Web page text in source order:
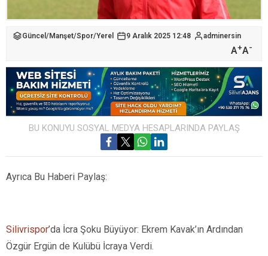
Güncel /Manşet/Spor/Yerel 9 Aralık 2025 12:48 adminersin
A+A-
BU KONUYU SOSYAL MEDYA HESAPLARINDA PAYLAŞ
Ayrıca Bu Haberi Paylaş:
Silivrispor’da İcra Şoku Büyüyor: Ekrem Kavak’ın Ardından
Özgür Ergün de Kulübü İcraya Verdi.